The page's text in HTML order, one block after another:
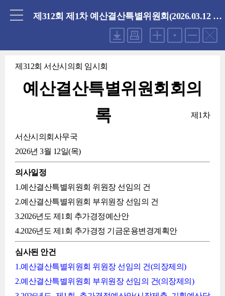
제312회 제1차 예산결산특별위원회(2026.03.12 목요일)
제312회 서산시의회 임시회
예산결산특별위원회회의
록
제1차
서산시의회사무국
2026년 3월 12일(목)
의사일정
1.예산결산특별위원회 위원장 선임의 건
2.예산결산특별위원회 부위원장 선임의 건
3.2026년도 제1회 추가경정예산안
4.2026년도 제1회 추가경정 기금운용변경계획안
심사된 안건
1.예산결산특별위원회 위원장 선임의 건(의장제의)
2.예산결산특별위원회 부위원장 선임의 건(의장제의)